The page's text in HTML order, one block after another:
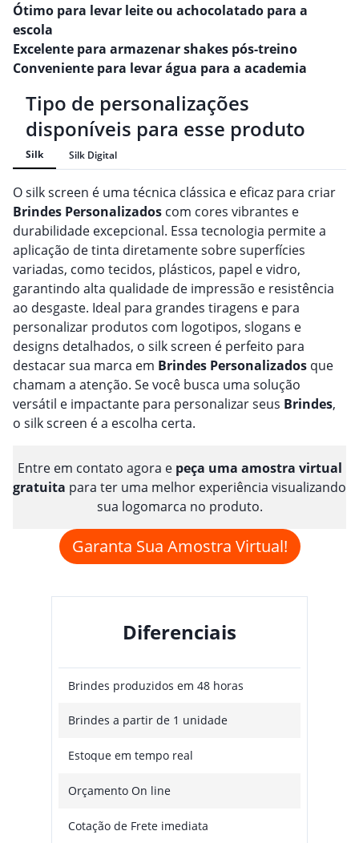
Ótimo para levar leite ou achocolatado para a
escola
Excelente para armazenar shakes pós-treino
Conveniente para levar água para a academia
Tipo de personalizações
disponíveis para esse produto
Silk Silk Digital
O silk screen é uma técnica clássica e eficaz para criar
Brindes Personalizados com cores vibrantes e
durabilidade excepcional. Essa tecnologia permite a
aplicação de tinta diretamente sobre superfícies
variadas, como tecidos, plásticos, papel e vidro,
garantindo alta qualidade de impressão e resistência
ao desgaste. Ideal para grandes tiragens e para
personalizar produtos com logotipos, slogans e
designs detalhados, o silk screen é perfeito para
destacar sua marca em Brindes Personalizados que
chamam a atenção. Se você busca uma solução
versátil e impactante para personalizar seus Brindes,
o silk screen é a escolha certa.
Entre em contato agora e peça uma amostra virtual
gratuita para ter uma melhor experiência visualizando
sua logomarca no produto.
Garanta Sua Amostra Virtual!
Diferenciais
Brindes produzidos em 48 horas
Brindes a partir de 1 unidade
Estoque em tempo real
Orçamento On line
Cotação de Frete imediata